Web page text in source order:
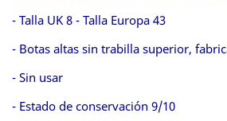
- Talla UK 8 - Talla Europa 43
- Botas altas sin trabilla superior,
- Sin usar
- Estado de conservación 9/10